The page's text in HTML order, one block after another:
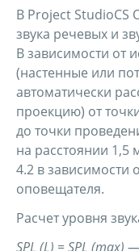
В Project StudioCS
звука речевых и
В зависимости от
(настенные или
автоматически
проекцию) от
до точки
на расстоянии 1,5
4.2 в зависимости
оповещателя.
Расчет уровня
SPL (L) = SPL (max)